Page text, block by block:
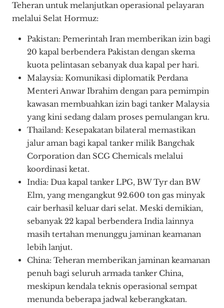
Teheran untuk melanjutkan operasional pelayaran
melalui Selat Hormuz:
Pakistan: Pemerintah Iran memberikan izin bagi
20 kapal berbendera Pakistan dengan skema
kuota pelintasan sebanyak dua kapal per hari.
Malaysia: Komunikasi diplomatik Perdana
Menteri Anwar Ibrahim dengan para pemimpin
kawasan membuahkan izin bagi tanker Malaysia
yang kini sedang dalam proses pemulangan kru.
Thailand: Kesepakatan bilateral memastikan
jalur aman bagi kapal tanker milik Bangchak
Corporation dan SCG Chemicals melalui
koordinasi ketat.
India: Dua kapal tanker LPG, BW Tyr dan BW
Elm, yang mengangkut 92.600 ton gas minyak
cair berhasil keluar dari selat. Meski demikian,
sebanyak 22 kapal berbendera India lainnya
masih tertahan menunggu jaminan keamanan
lebih lanjut.
China: Teheran memberikan jaminan keamanan
penuh bagi seluruh armada tanker China,
meskipun kendala teknis operasional sempat
menunda beberapa jadwal keberangkatan.